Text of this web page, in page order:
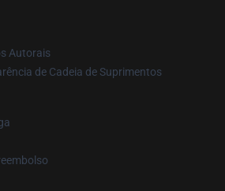
Autorais
de Cadeia de Suprimentos